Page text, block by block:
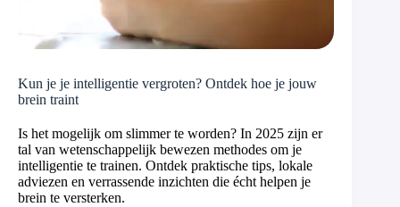
Kun je je intelligentie vergroten? Ontdek hoe je jouw
brein traint
Is het mogelijk om slimmer te worden? In 2025 zijn er
tal van wetenschappelijk bewezen methodes om je
intelligentie te trainen. Ontdek praktische tips, lokale
adviezen en verrassende inzichten die écht helpen je
brein te versterken.